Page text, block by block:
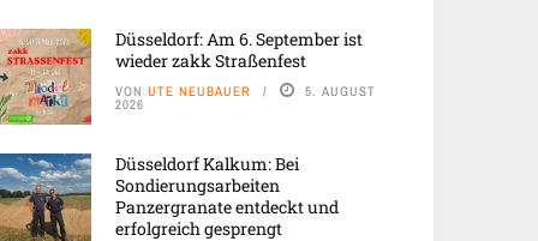
Düsseldorf: Am 6. September ist
wieder zakk Straßenfest
VON UTE NEUBAUER 5. AUGUST
2026
Düsseldorf Kalkum: Bei
Sondierungsarbeiten
Panzergranate entdeckt und
erfolgreich gesprengt